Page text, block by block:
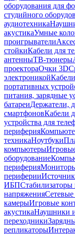
оборудования для
студийного
аудиотехника
акустикаУмные
проигрыватели
стойкиКабели для
антенныТВ-тюнеры
проектораОчки 3D
электроникой
портативных
питания, зарядные
батареиДержатели,
смартфоновКабели
устройства для
периферия
техникаНоутбуки
компьютеры
оборудование
периферия
периферии
ИБП
напряжения
камерыИгровые
акустикаНаушники
переходники
репликаторы